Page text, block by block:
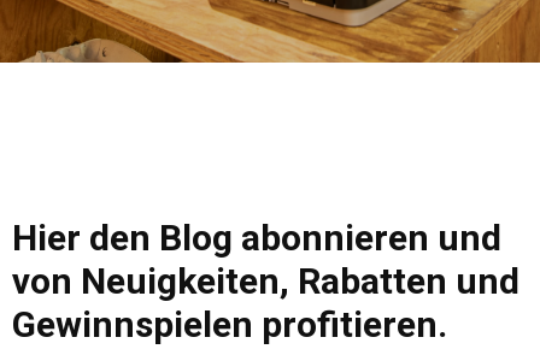
Hier den Blog abonnieren und
von Neuigkeiten, Rabatten und
Gewinnspielen profitieren.